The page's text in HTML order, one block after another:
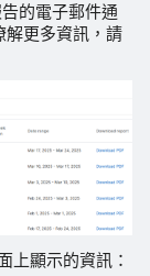
的電子郵件通
解更多資訊，請
上顯示的資訊：